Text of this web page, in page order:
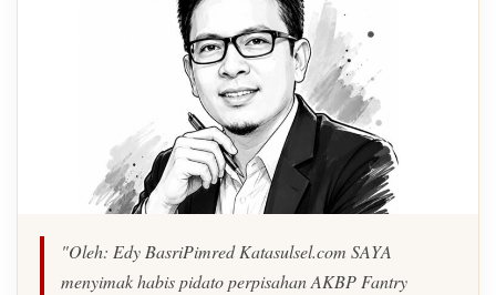
"Oleh: Edy BasriPimred Katasulsel.com SAYA
menyimak habis pidato perpisahan AKBP Fantry